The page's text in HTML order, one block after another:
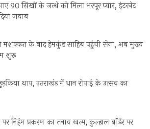
90 सिखों के जत्थे को मिला भरपूर प्यार, इंटरनेट
जवाब
मशक्कत के बाद हेमकुंड साहिब पहुंची सेना, अब मुख्य
शुरू
थाप, उत्तराखंड में धान रोपाई के उत्सव का
निहंग प्रकरण का तनाव खत्म, कुल्हाल बॉर्डर पर